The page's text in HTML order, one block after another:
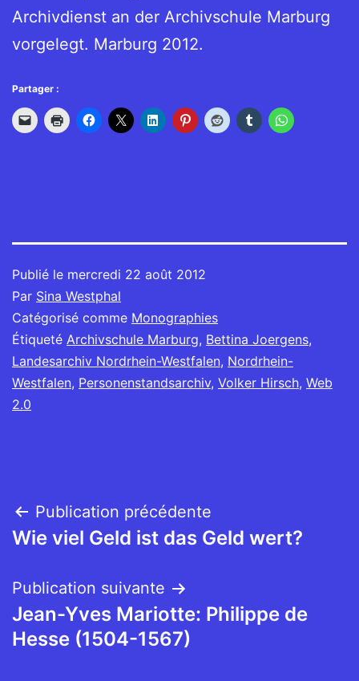
Archivdienst an der Archivschule Marburg
vorgelegt. Marburg 2012.
Partager :
Publié le mercredi 22 août 2012
Par Sina Westphal
Catégorisé comme Monographies
Étiqueté Archivschule Marburg, Bettina Joergens,
Landesarchiv Nordrhein-Westfalen, Nordrhein-
Westfalen, Personenstandsarchiv, Volker Hirsch, Web
2.0
Navigation
de
l’article
Publication précédente
Wie viel Geld ist das Geld wert?
Publication suivante
Jean-Yves Mariotte: Philippe de
Hesse (1504-1567)